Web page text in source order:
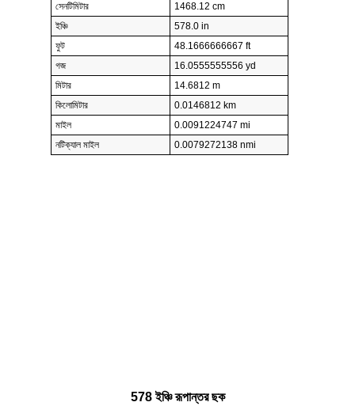
সেনটিমিটার
1468.12 cm
ইঞ্চি
578.0 in
ফুট
48.1666666667 ft
গজ
16.0555555556 yd
মিটার
14.6812 m
কিলোমিটার
0.0146812 km
মাইল
0.0091224747 mi
নটিক্যাল মাইল
0.0079272138 nmi
578 ইঞ্চি রূপান্তর ছক